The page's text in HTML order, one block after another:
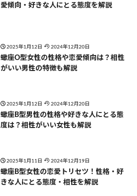
愛傾向・好きな人にとる態度を解説
2025年1月12日 2024年12月20日
蠍座O型女性の性格や恋愛傾向は？相性
がいい男性の特徴も解説
2025年1月12日 2024年12月20日
蠍座B型男性の性格や好きな人にとる態
度は？相性がいい女性も解説
2025年1月11日 2024年12月19日
蠍座B型女性の恋愛トリセツ！性格・好
きな人にとる態度・相性を解説